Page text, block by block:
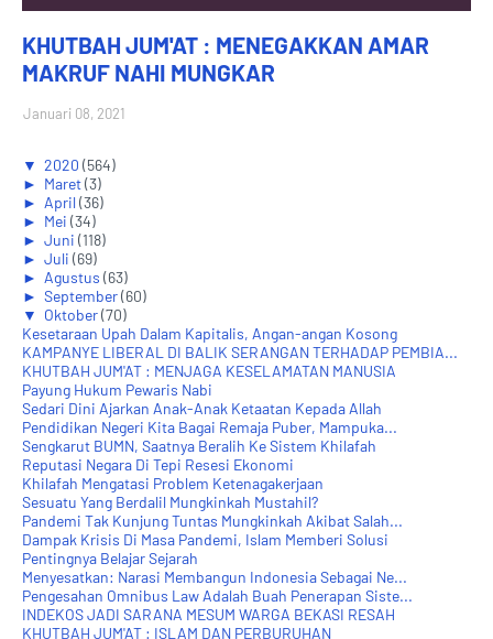
KHUTBAH JUM'AT : MENEGAKKAN AMAR
MAKRUF NAHI MUNGKAR
Januari 08, 2021
▼ 2020 (564)
► Maret(3)
► April(36)
► Mei (34)
► Juni (118)
► Juli (69)
► Agustus (63)
► September(60)
▼ Oktober(70)
Kesetaraan Upah Dalam Kapitalis, Angan-angan Kosong
KAMPANYE LIBERAL DI BALIK SERANGAN TERHADAP PEMBIA...
KHUTBAH JUM'AT : MENJAGA KESELAMATAN MANUSIA
Payung Hukum Pewaris Nabi
Sedari Dini Ajarkan Anak-Anak Ketaatan Kepada Allah
Pendidikan Negeri Kita Bagai Remaja Puber, Mampuka...
Sengkarut BUMN, Saatnya Beralih Ke Sistem Khilafah
Reputasi Negara Di Tepi Resesi Ekonomi
Khilafah Mengatasi Problem Ketenagakerjaan
Sesuatu Yang Berdalil Mungkinkah Mustahil?
Pandemi Tak Kunjung Tuntas Mungkinkah Akibat Salah...
Dampak Krisis Di Masa Pandemi, Islam Memberi Solusi
Pentingnya Belajar Sejarah
Menyesatkan: Narasi Membangun Indonesia Sebagai Ne...
Pengesahan Omnibus Law Adalah Buah Penerapan Siste...
INDEKOS JADI SARANA MESUM WARGA BEKASI RESAH
KHUTBAH JUM'AT : ISLAM DAN PERBURUHAN